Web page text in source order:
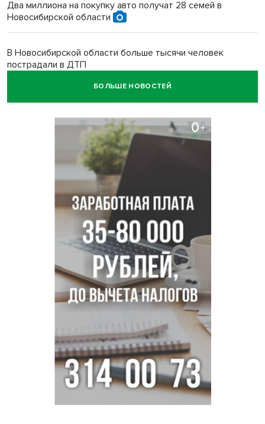
Два миллиона на покупку авто получат 28 семей в
Новосибирской области
В Новосибирской области больше тысячи человек
пострадали в ДТП
Ячейку международной группировки телефонных
«Мамкиных грабителей» задержали за кражу с
пистолетом в Новосибирске
Царь-томат из Новосибирска побил рекорд России по
весу в 3 кг
В Новосибирской области начинается второй пик
активности клещей
БОЛЬШЕ НОВОСТЕЙ